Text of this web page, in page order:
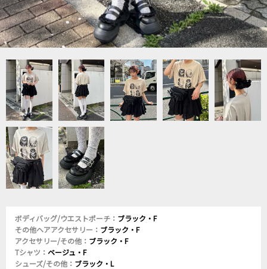
ボディバッグ/ウエストポーチ： ブラック・F
その他ヘアアクセサリー： ブラック・F
アクセサリー/その他： ブラック・F
Tシャツ： ベージュ・F
シューズ/その他： ブラック・L